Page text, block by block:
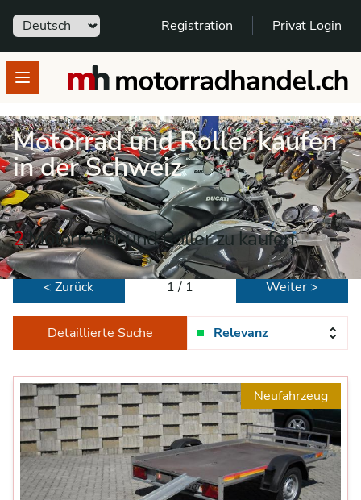
Sprache Registration Privat Login
Open menumotorradhandel.ch
Motorrad und Roller kaufen
in der Schweiz
2Motorräder und Roller zu kaufen
< Zurück 1 / 1 Weiter >
Detaillierte Suche Relevanz
Neufahrzeug